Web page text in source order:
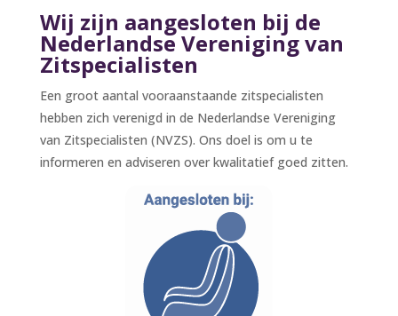
Wij zijn aangesloten bij de
Nederlandse Vereniging van
Zitspecialisten
Een groot aantal vooraanstaande zitspecialisten
hebben zich verenigd in de Nederlandse Vereniging
van Zitspecialisten (NVZS). Ons doel is om u te
informeren en adviseren over kwalitatief goed zitten.